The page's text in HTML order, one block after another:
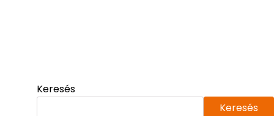
Keresés
Keresés